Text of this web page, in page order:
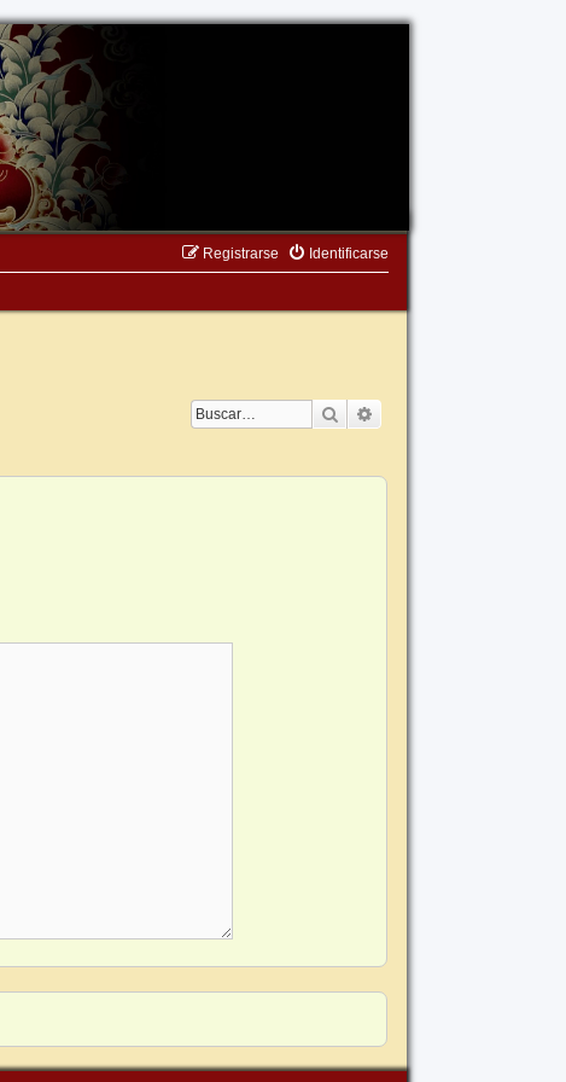
Identificarse
Registrarse
Buscar